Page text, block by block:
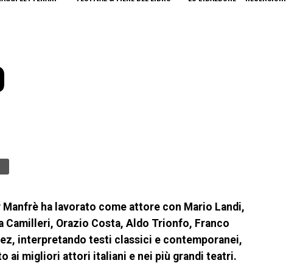
Manfrè ha lavorato come attore con Mario Landi,
Camilleri, Orazio Costa, Aldo Trionfo, Franco
interpretando testi classici e contemporanei,
ai migliori attori italiani e nei più grandi teatri.